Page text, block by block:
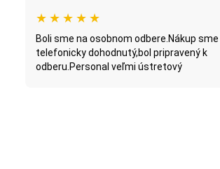
★ ★ ★ ★ ★
Boli sme na osobnom odbere.Nákup
telefonicky dohodnutý,bol pripravený k
odberu.Personal veľmi ústretový